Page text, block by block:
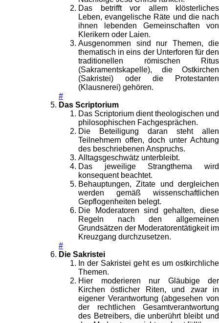
Das betrifft vor allem klösterliches
Leben, evangelische Räte und die nach
ihnen lebenden Gemeinschaften von
Klerikern oder Laien.
Ausgenommen sind nur Themen, die
thematisch in eins der Unterforen für den
traditionellen römischen Ritus
(Sakramentskapelle), die Ostkirchen
(Sakristei) oder die Protestanten
(Klausnerei) gehören.
#
Das Scriptorium
Das Scriptorium dient theologischen und
philosophischen Fachgesprächen.
Die Beteiligung daran steht allen
Teilnehmern offen, doch unter Achtung
des beschriebenen Anspruchs.
Alltagsgeschwätz unterbleibt.
Das jeweilige Strangthema wird
konsequent beachtet.
Behauptungen, Zitate und dergleichen
werden gemäß wissenschaftlichen
Gepflogenheiten belegt.
Die Moderatoren sind gehalten, diese
Regeln nach den allgemeinen
Grundsätzen der Moderatorentätigkeit im
Kreuzgang durchzusetzen.
#
Die Sakristei
In der Sakristei geht es um ostkirchliche
Themen.
Hier moderieren nur Gläubige der
Kirchen östlicher Riten, und zwar in
eigener Verantwortung (abgesehen von
der rechtlichen Gesamtverantwortung
des Betreibers, die unberührt bleibt und